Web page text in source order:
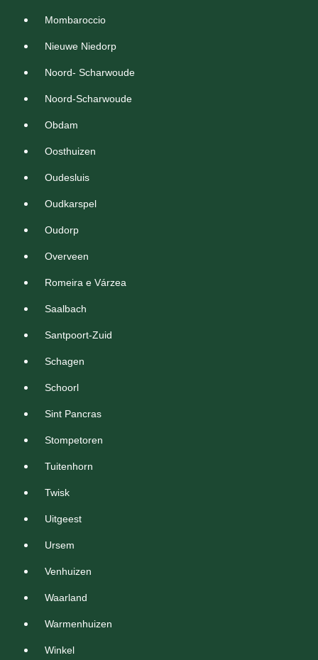
Mombaroccio
Nieuwe Niedorp
Noord- Scharwoude
Noord-Scharwoude
Obdam
Oosthuizen
Oudesluis
Oudkarspel
Oudorp
Overveen
Romeira e Várzea
Saalbach
Santpoort-Zuid
Schagen
Schoorl
Sint Pancras
Stompetoren
Tuitenhorn
Twisk
Uitgeest
Ursem
Venhuizen
Waarland
Warmenhuizen
Winkel